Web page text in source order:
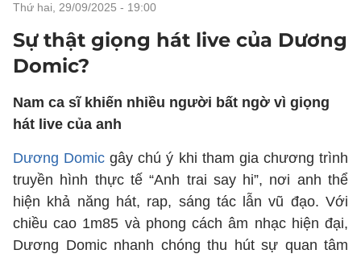
thứ hai, 29/09/2025 - 19:00
Sự thật giọng hát live của Dương
Domic?
Nam ca sĩ khiến nhiều người bất ngờ vì giọng
hát live của anh
Dương Domic gây chú ý khi tham gia chương trình
truyền hình thực tế “Anh trai say hi”, nơi anh thể
hiện khả năng hát, rap, sáng tác lẫn vũ đạo. Với
chiều cao 1m85 và phong cách âm nhạc hiện đại,
Dương Domic nhanh chóng thu hút sự quan tâm